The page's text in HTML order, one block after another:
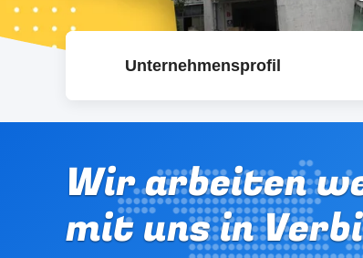
Unternehmensprofil
Wir arbeiten
mit uns in